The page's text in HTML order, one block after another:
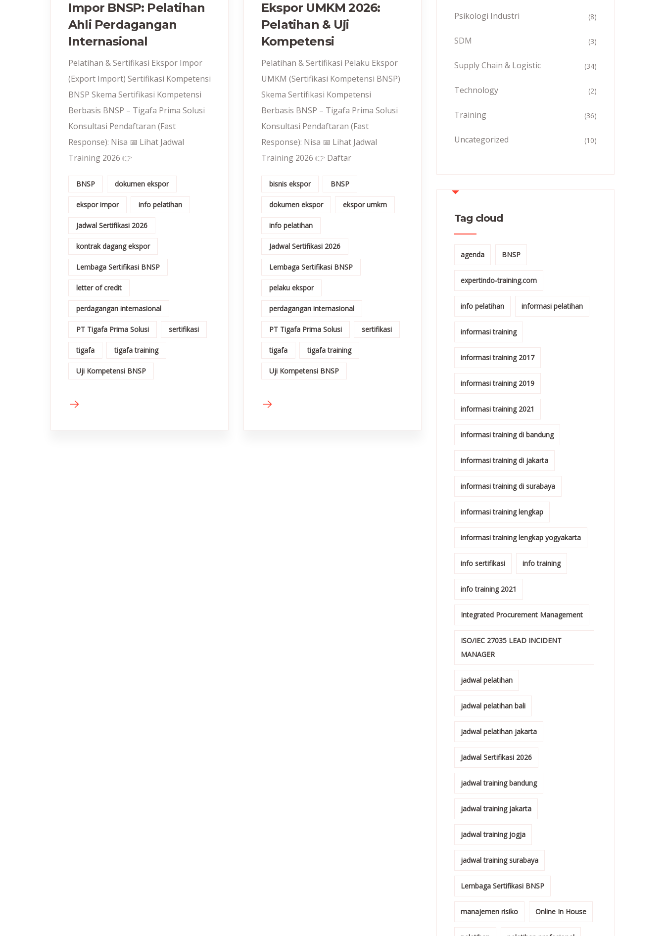
Impor BNSP: Pelatihan
Ahli Perdagangan
Internasional
Pelatihan & Sertifikasi Ekspor Impor
(Export Import) Sertifikasi Kompetensi
BNSP Skema Sertifikasi Kompetensi
Berbasis BNSP – Tigafa Prima Solusi
Konsultasi Pendaftaran (Fast
Response): Nisa 📅 Lihat Jadwal
Training 2026 👉
BNSP dokumen ekspor
ekspor impor info pelatihan
Jadwal Sertifikasi 2026
kontrak dagang ekspor
Lembaga Sertifikasi BNSP
letter of credit
perdagangan internasional
PT Tigafa Prima Solusi sertifikasi
tigafa tigafa training
Uji Kompetensi BNSP
Ekspor UMKM 2026:
Pelatihan & Uji
Kompetensi
Pelatihan & Sertifikasi Pelaku Ekspor
UMKM (Sertifikasi Kompetensi BNSP)
Skema Sertifikasi Kompetensi
Berbasis BNSP – Tigafa Prima Solusi
Konsultasi Pendaftaran (Fast
Response): Nisa 📅 Lihat Jadwal
Training 2026 👉 Daftar
bisnis ekspor BNSP
dokumen ekspor ekspor umkm
info pelatihan
Jadwal Sertifikasi 2026
Lembaga Sertifikasi BNSP
pelaku ekspor
perdagangan internasional
PT Tigafa Prima Solusi sertifikasi
tigafa tigafa training
Uji Kompetensi BNSP
Psikologi Industri (8)
SDM (3)
Supply Chain & Logistic (34)
Technology (2)
Training (36)
Uncategorized (10)
Tag cloud
agenda BNSP
expertindo-training.com
info pelatihan informasi pelatihan
informasi training
informasi training 2017
informasi training 2019
informasi training 2021
informasi training di bandung
informasi training di jakarta
informasi training di surabaya
informasi training lengkap
informasi training lengkap yogyakarta
info sertifikasi info training
info training 2021
Integrated Procurement Management
ISO/IEC 27035 LEAD INCIDENT
MANAGER
jadwal pelatihan
jadwal pelatihan bali
jadwal pelatihan jakarta
Jadwal Sertifikasi 2026
jadwal training bandung
jadwal training jakarta
jadwal training jogja
jadwal training surabaya
Lembaga Sertifikasi BNSP
manajemen risiko Online In House